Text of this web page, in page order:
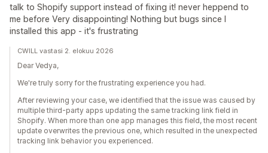
talk to Shopify support instead of fixing it! never heppend to
me before Very disappointing! Nothing but bugs since I
installed this app - it's frustrating
CWILL vastasi 2. elokuu 2026
Dear Vedya,
We're truly sorry for the frustrating experience you had.
After reviewing your case, we identified that the issue was caused by
multiple third-party apps updating the same tracking link field in
Shopify. When more than one app manages this field, the most recent
update overwrites the previous one, which resulted in the unexpected
tracking link behavior you experienced.